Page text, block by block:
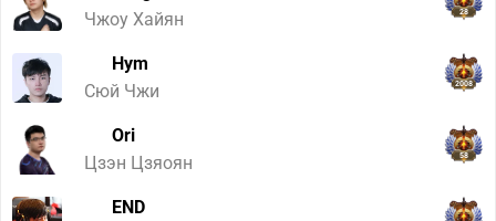
Чжоу Хайян
28
Hym
Сюй Чжи
2008
Ori
Цзэн Цзяоян
58
END